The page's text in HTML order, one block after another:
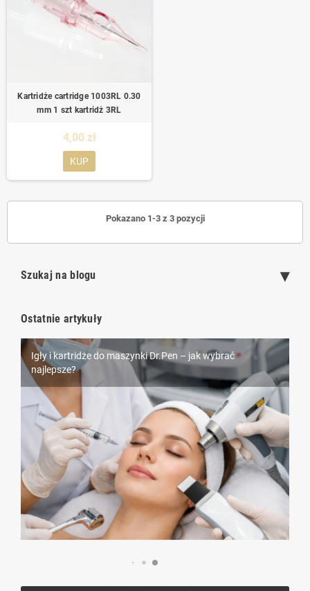
Szukaj na blogu
Ostatnie artykuły
Rzęsy Nagaraku – dlaczego są tak popularne wśród
stylistek?
Piercing – wszystko, co musisz wiedzieć przed
przekłuciem
Igły i kartridże do maszynki Dr.Pen – jak wybrać
najlepsze?
Kartridże cartridge 1003RL 0.30
mm 1 szt kartridż 3RL
4,00 zł
KUP
Pokazano 1-3 z 3 pozycji